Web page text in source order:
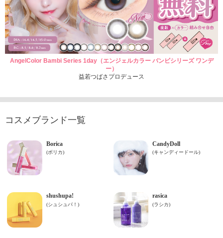
AngelColor Bambi Series 1day（エンジェルカラー バンビシリーズ ワンデ
ー）
益若つばさプロデュース
コスメブランド一覧